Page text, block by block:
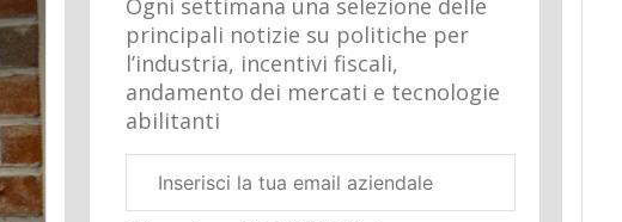
Ogni settimana una selezione delle
principali notizie su politiche per
l’industria, incentivi fiscali,
andamento dei mercati e tecnologie
abilitanti
aziendale